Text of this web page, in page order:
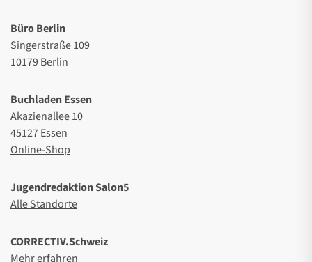
Büro Berlin
Singerstraße 109
10179 Berlin
Buchladen Essen
Akazienallee 10
45127 Essen
Online-Shop
Jugendredaktion Salon5
Alle Standorte
CORRECTIV.Schweiz
Mehr erfahren